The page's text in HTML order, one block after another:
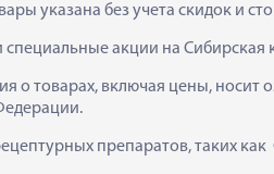
указана без учета скидок и
специальные акции на Сибирская
о товарах, включая цены, носит
препаратов, таких